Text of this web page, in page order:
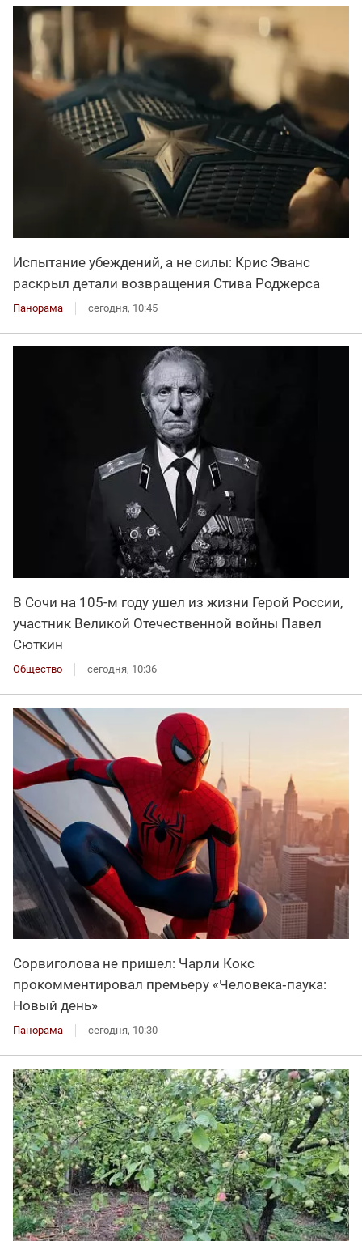
Испытание убеждений, а не силы: Крис Эванс
раскрыл детали возвращения Стива Роджерса
Панорама сегодня, 10:45
В Сочи на 105-м году ушел из жизни Герой России,
участник Великой Отечественной войны Павел
Сюткин
Общество сегодня, 10:36
Сорвиголова не пришел: Чарли Кокс
прокомментировал премьеру «Человека‑паука:
Новый день»
Панорама сегодня, 10:30